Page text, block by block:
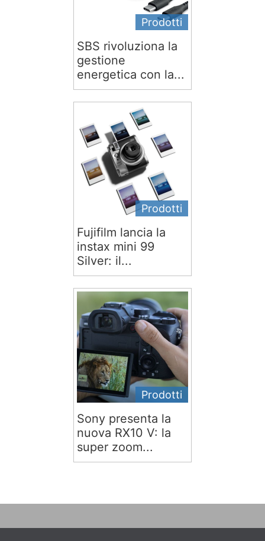
Prodotti
SBS rivoluziona la
gestione
energetica con la...
Prodotti
Fujifilm lancia la
instax mini 99
Silver: il...
Prodotti
Sony presenta la
nuova RX10 V: la
super zoom...